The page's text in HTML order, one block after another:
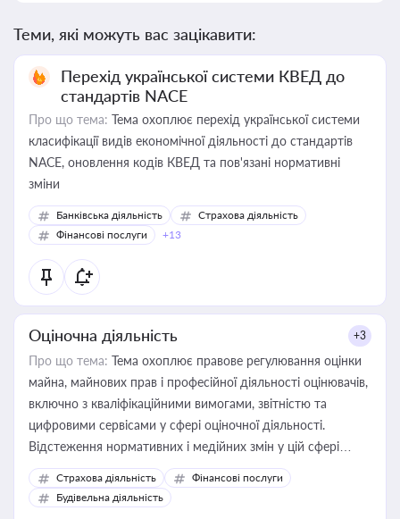
Теми, які можуть вас зацікавити:
Перехід української системи КВЕД до
стандартів NACE
Про що тема: Тема охоплює перехід української системи
класифікації видів економічної діяльності до стандартів
NACE, оновлення кодів КВЕД та пов'язані нормативні
зміни
Банківська діяльність
Страхова діяльність
Фінансові послуги
+13
Оціночна діяльність +3
Про що тема: Тема охоплює правове регулювання оцінки
майна, майнових прав і професійної діяльності оцінювачів,
включно з кваліфікаційними вимогами, звітністю та
цифровими сервісами у сфері оціночної діяльності.
Відстеження нормативних і медійних змін у цій сфері
корисне для власника бізнесу, керівника, юриста або
бухгалтера під час оподаткування, приватизації, оренди
державного майна, корпоративних угод і перевірки
Страхова діяльність
Фінансові послуги
Будівельна діяльність